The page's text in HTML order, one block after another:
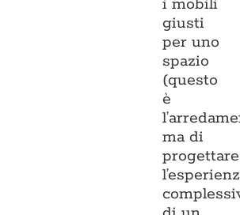
i mobili
giusti
per uno
spazio
(questo
è
ma di
progettare